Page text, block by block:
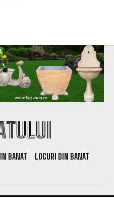
BANAT
LOCURI DIN BANAT